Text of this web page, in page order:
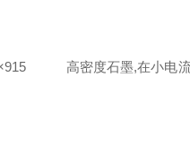
,在小电流条件